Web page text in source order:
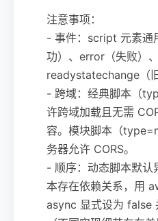
注意事项：
- 事件：script 元素通
功）、error（失败）、
readystatechange（旧
- 跨域：经典脚本（
许跨域加载且无需
容。模块脚本（
务器允许 CORS。
- 顺序：动态脚本默认
本存在依赖关系，用
async 显式设为 false